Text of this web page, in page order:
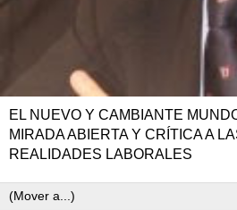
EL NUEVO Y CAMBIANTE
MIRADA ABIERTA Y CRÍTICA A
REALIDADES LABORALES